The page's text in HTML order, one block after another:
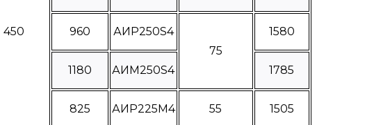
450 960
АИР250S4
75
1580
1180 АИМ250S4 1785
825 АИР225М4 55 1505